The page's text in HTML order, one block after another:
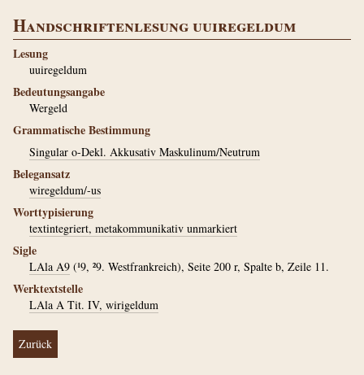
Handschriftenlesung uuiregeldum
Lesung
uuiregeldum
Bedeutungsangabe
Wergeld
Grammatische Bestimmung
Singular o-Dekl. Akkusativ Maskulinum/Neutrum
Belegansatz
wiregeldum/-us
Worttypisierung
textintegriert, metakommunikativ unmarkiert
Sigle
LAla A9 (¹9, ²9. Westfrankreich), Seite 200 r, Spalte b, Zeile 11.
Werktextstelle
LAla A Tit. IV, wirigeldum
Zurück